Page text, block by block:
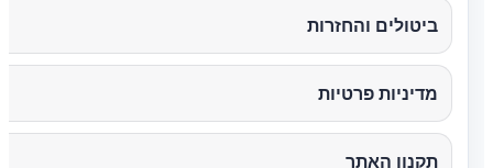
ביטולים והחזרות
מדיניות פרטיות
תקנון האתר